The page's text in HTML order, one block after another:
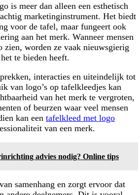
is meer dan alleen een esthetisch
marketinginstrument. Het biedt
voor de tafel, maar fungeert ook
aan het merk. Wanneer mensen
zien, worden ze vaak nieuwsgierig
te bieden heeft.
interacties en uiteindelijk tot
van logo’s op tafelkleedjes kan
van het merk te vergroten,
of beurzen waar veel mensen
kan een tafelkleed met logo
van een merk.
advies nodig? Online tips
samenhang en zorgt ervoor dat